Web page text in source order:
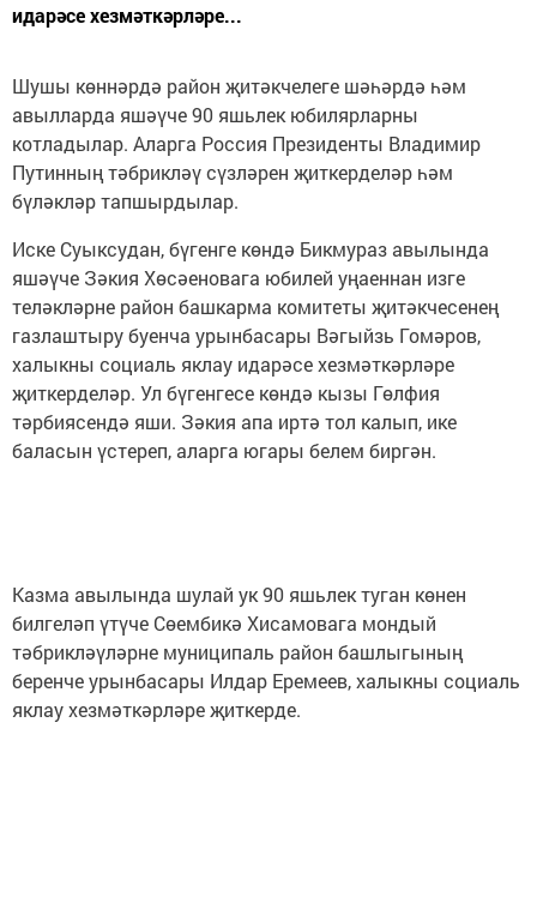
идарәсе хезмәткәрләре...
Шушы көннәрдә район җитәкчелеге шәһәрдә һәм
авылларда яшәүче 90 яшьлек юбилярларны
котладылар. Аларга Россия Президенты Владимир
Путинның тәбрикләү сүзләрен җиткерделәр һәм
бүләкләр тапшырдылар.
Иске Суыксудан, бүгенге көндә Бикмураз авылында
яшәүче Зәкия Хөсәеновага юбилей уңаеннан изге
теләкләрне район башкарма комитеты җитәкчесенең
газлаштыру буенча урынбасары Вәгыйзь Гомәров,
халыкны социаль яклау идарәсе хезмәткәрләре
җиткерделәр. Ул бүгенгесе көндә кызы Гөлфия
тәрбиясендә яши. Зәкия апа иртә тол калып, ике
баласын үстереп, аларга югары белем биргән.
Казма авылында шулай ук 90 яшьлек туган көнен
билгеләп үтүче Сөембикә Хисамовага мондый
тәбрикләүләрне муниципаль район башлыгының
беренче урынбасары Илдар Еремеев, халыкны социаль
яклау хезмәткәрләре җиткерде.